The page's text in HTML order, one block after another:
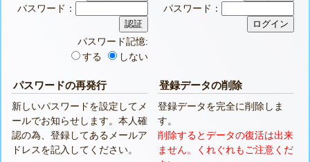
パスワード：
パスワード記憶:
する
しない
パスワード：
パスワードの再発行
新しいパスワードを設定してメ
ールでお知らせします。本人確
認の為、登録してあるメールア
ドレスを記入してください。
登録データの削除
登録データを完全に削除しま
す。
削除するとデータの復活は出来
ません。くれぐれもご注意くだ